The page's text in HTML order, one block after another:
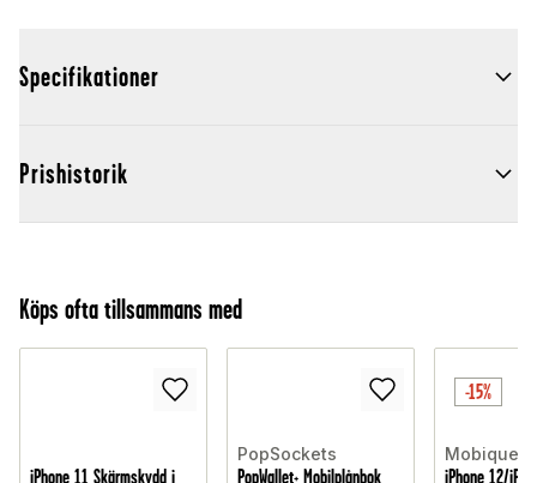
Specifikationer
Prishistorik
Köps ofta tillsammans med
iPhone 11 Skärmskydd i
PopSockets
PopWallet+ Mobilplånbok
-15%
Mobique
iPhone 12/